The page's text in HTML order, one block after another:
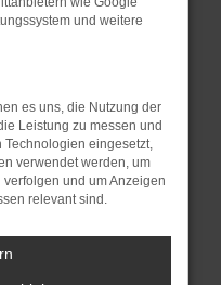
neuesten Stand
nur ein
kann auch dazu
nicht mehr
Schritte versucht
und weitere
es uns, die Nutzung der
Leistung zu messen und
Technologien eingesetzt,
verwendet werden, um
und um Anzeigen
relevant sind.